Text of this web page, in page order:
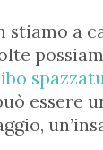
stiamo a
essere